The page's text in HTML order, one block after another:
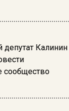
депутат Калинин
сообщество